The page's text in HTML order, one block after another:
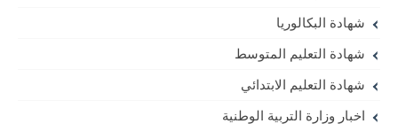
شهادة البكالوريا
شهادة التعليم المتوسط
شهادة التعليم الابتدائي
اخبار وزارة التربية الوطنية